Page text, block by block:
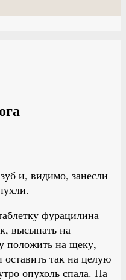
и, видимо, занесли
фурацилина
высыпать на
положить на щеку,
так на целую
опухоль спала. На